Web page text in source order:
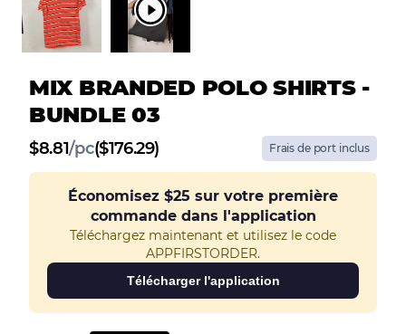
MIX BRANDED POLO SHIRTS -
BUNDLE 03
$8.81/pc($176.29) Frais de port inclus
Économisez $25 sur votre première
commande dans l'application
Téléchargez maintenant et utilisez le code
APPFIRSTORDER.
Télécharger l'application